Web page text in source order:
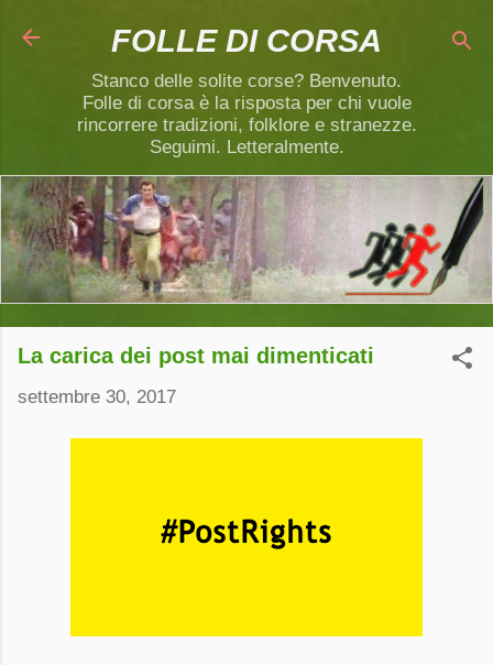
Passa ai contenuti principali
FOLLE DI CORSA
Stanco delle solite corse? Benvenuto.
Folle di corsa è la risposta per chi vuole
rincorrere tradizioni, folklore e stranezze.
Seguimi. Letteralmente.
La carica dei post mai dimenticati
settembre 30, 2017